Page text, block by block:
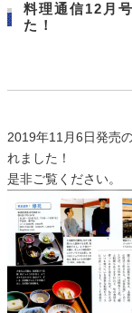
料理通信12月
た！
2019年11月6日発売
れました！
是非ご覧ください。